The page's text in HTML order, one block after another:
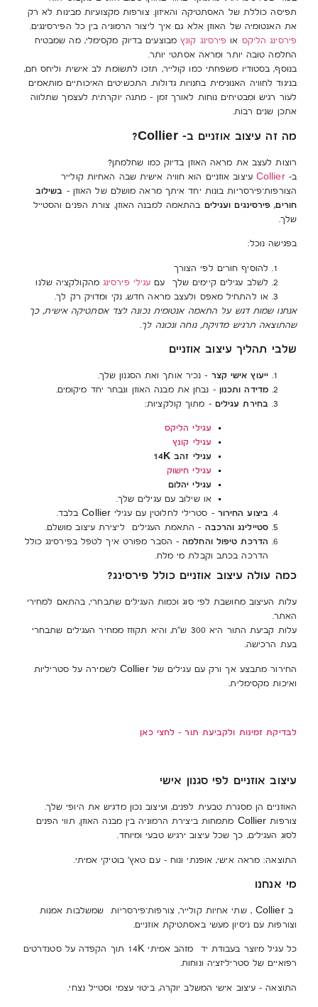
תפיסה כוללת של האסתטיקה והאיזון. צורפות מקצועיות מבינות לא רק
את האנטומיה של האוזן אלא גם איך ליצור הרמוניה בין כל הפירסינגים.
פירסינג הליקס או פירסינג קונץמבוצעים בדיוק מקסימלי, מה שמבטיח
החלמה טובה יותר ומראה אסתטי יותר.
בנוסף, בסטודיו משפחתי כמו קולייר, תזכו לתשומת לב אישית וליחס חם,
בניגוד לחוויה האנונימית בחנויות גדולות. התכשיטים האיכותיים מותאמים
לעור רגיש ומבטיחים נוחות לאורך זמן – מתנה יוקרתית לעצמך שתלווה
אתכן שנים רבות.
מה זה עיצוב אוזניים ב- Collier?
רוצות לעצב את מראה האוזן בדיוק כמו שחלמתן?
ב-Collier עיצוב אוזניים הוא חוויה אישית שבה האחיות קולייר
הצורפות־פירסריות בונות יחד איתך מראה מושלם של האוזן – בשילוב
חורים, פירסינגים ועגילים בהתאמה למבנה האוזן, צורת הפנים והסטייל
שלך.
בפגישה נוכל:
להוסיף חורים לפי הצורך
לשלב עגילים קיימים שלך עם עגילי פירסינג מהקולקציה שלנו
או להתחיל מאפס ולעצב מראה חדש, נקי ומדויק רק לך.
אנחנו שמות דגש על התאמה אנטומית נכונה לצד אסתטיקה אישית, כך
שהתוצאה תרגיש מדויקת, נוחה ונכונה לך.
שלבי תהליך עיצוב אוזניים
ייעוץ אישי קצר – נכיר אותך ואת הסגנון שלך.
מדידה ותכנון – נבחן את מבנה האוזן ונבחר יחד מיקומים.
בחירת עגילים – מתוך קולקציות:
עגילי הליקס
עגילי קונץ
עגילי זהב 14K
עגילי חישוק
עגילי יהלום
או שילוב עם עגילים שלך.
ביצוע החירור – סטרילי לחלוטין עם עגילי Collier בלבד.
סטיילינג והרכבה – התאמת העגילים ליצירת עיצוב מושלם.
הדרכת טיפול והחלמה– הסבר מפורט איך לטפל בפירסינג כולל
הדרכה בכתב וקבלת מי מלח.
כמה עולה עיצוב אוזניים כולל פירסינג?
עלות העיצוב מחושבת לפי סוג וכמות העגילים שתבחרי, בהתאם למחירי
האתר.
עלות קביעת התור היא 300 ש”ח, והיא תקוזז ממחיר העגילים שתבחרי
בעת הרכישה.
החירור מתבצע אך ורק עם עגילים של Collier לשמירה על סטריליות
ואיכות מקסימלית.
לבדיקת זמינות ולקביעת תור – לחצי כאן
עיצוב אוזניים לפי סגנון אישי
האוזניים הן מסגרת טבעית לפנים, ועיצוב נכון מדגיש את היופי שלך.
צורפות Collier מתמחות ביצירת הרמוניה בין מבנה האוזן, תווי הפנים
לסוג העגילים, כך שכל עיצוב ירגיש טבעי ומיוחד.
התוצאה: מראה אישי, אופנתי ונוח – עם טאץ’ בוטיקי אמיתי.
מי אנחנו
ב Collier , שתי אחיות קולייר, צורפות־פירסריות שמשלבות אמנות
וצורפות עם ניסיון מעשי באסתטיקת אוזניים.
כל עגיל מיוצר בעבודת יד מזהב אמיתי 14K תוך הקפדה על סטנדרטים
רפואיים של סטריליזציה ונוחות.
התוצאה – עיצוב אישי המשלב יוקרה, ביטוי עצמי וסטייל נצחי.